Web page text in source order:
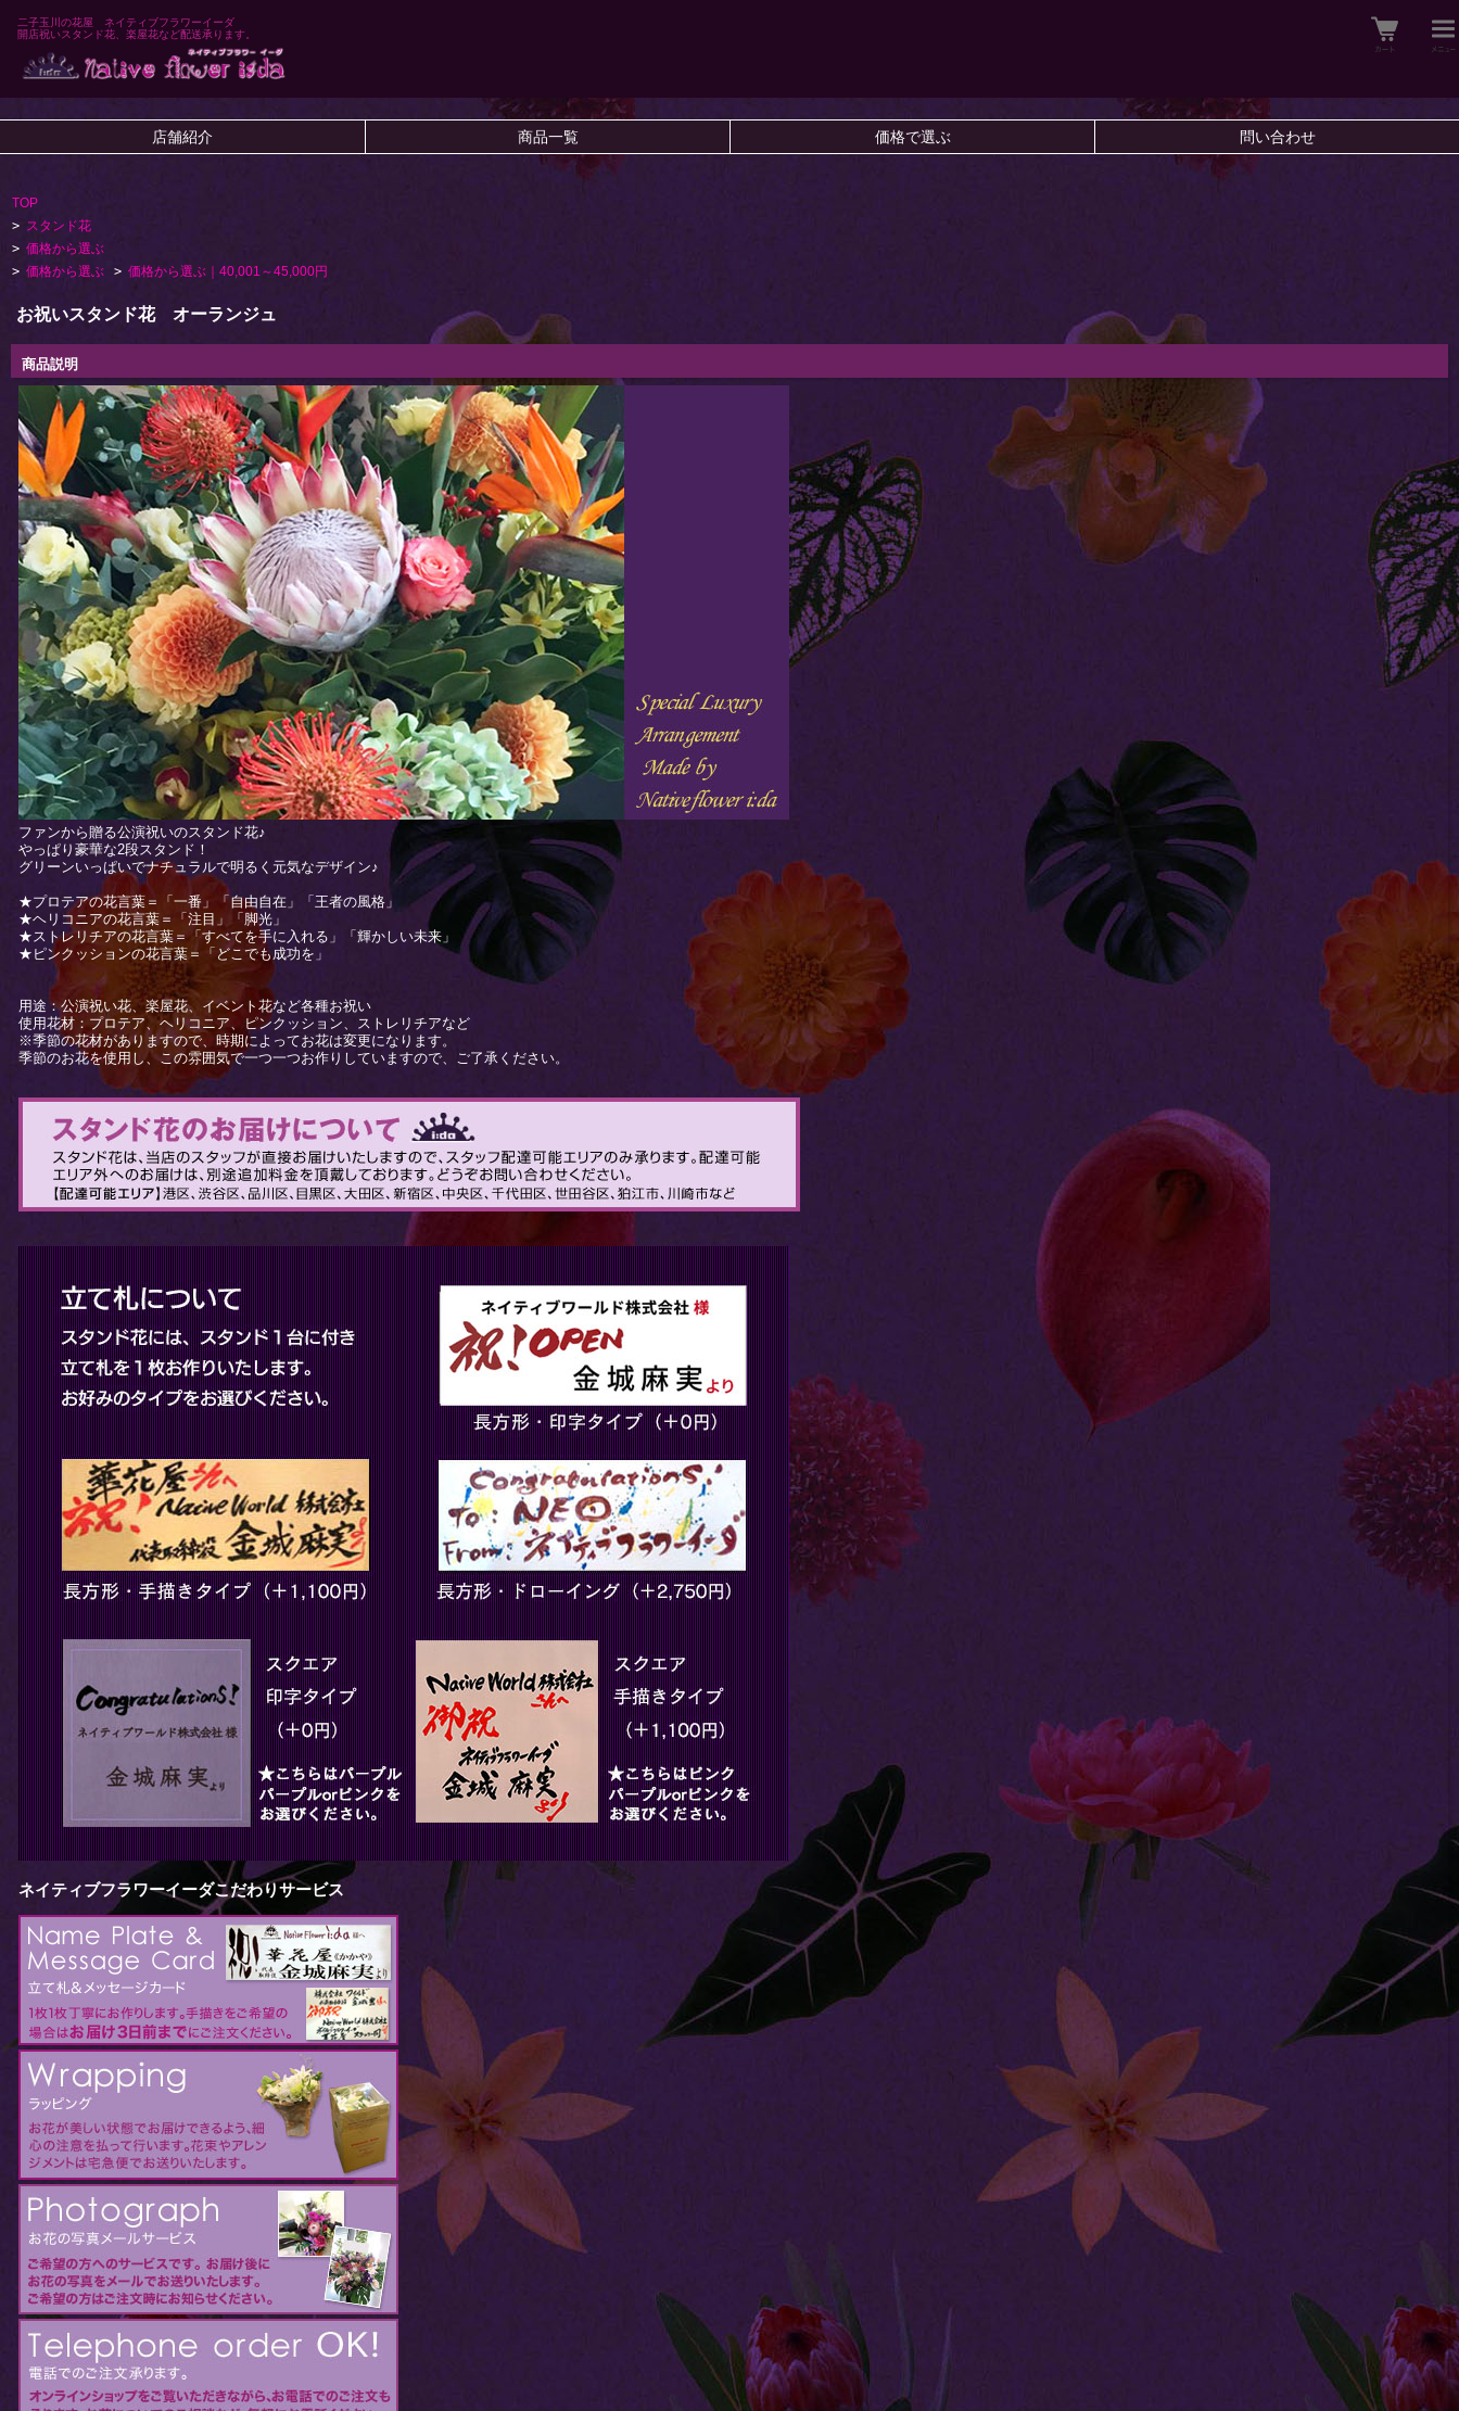
二子玉川の花屋 ネイティブフラワーイーダ
開店祝いスタンド花、楽屋花など配送承ります。
店舗紹介 商品一覧 価格で選ぶ 問い合わせ
TOP
> スタンド花
> 価格から選ぶ
> 価格から選ぶ > 価格から選ぶ｜40,001～45,000円
お祝いスタンド花 オーランジュ
商品説明
ファンから贈る公演祝いのスタンド花♪
やっぱり豪華な2段スタンド！
グリーンいっぱいでナチュラルで明るく元気なデザイン♪
★プロテアの花言葉＝「一番」「自由自在」「王者の風格」
★ヘリコニアの花言葉＝「注目」「脚光」
★ストレリチアの花言葉＝「すべてを手に入れる」「輝かしい未来」
★ピンクッションの花言葉＝「どこでも成功を」
用途：公演祝い花、楽屋花、イベント花など各種お祝い
使用花材：プロテア、ヘリコニア、ピンクッション、ストレリチアなど
※季節の花材がありますので、時期によってお花は変更になります。
季節のお花を使用し、この雰囲気で一つ一つお作りしていますので、ご了承ください。
ネイティブフラワーイーダこだわりサービス